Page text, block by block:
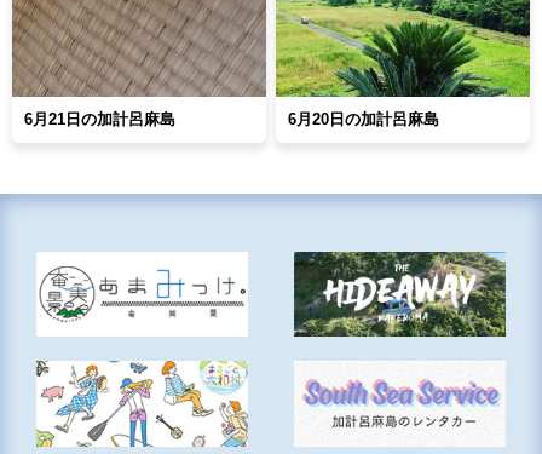
6月21日の加計呂麻島 6月20日の加計呂麻島